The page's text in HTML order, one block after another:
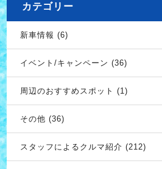
カテゴリー
新車情報 (6)
イベント/キャンペーン (36)
周辺のおすすめスポット (1)
その他 (36)
スタッフによるクルマ紹介 (212)